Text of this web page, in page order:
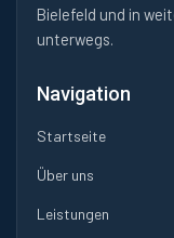
Bielefeld und in
unterwegs.
Navigation
Startseite
Über uns
Leistungen